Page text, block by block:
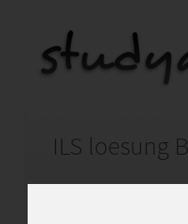
ILS loesung